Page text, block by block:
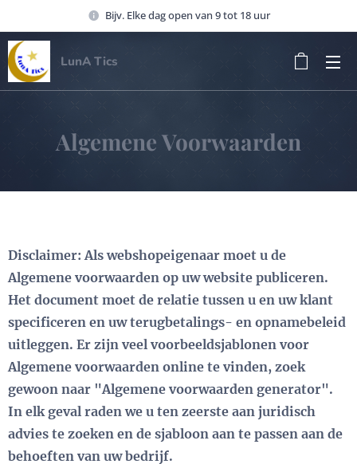
Bijv. Elke dag open van 9 tot 18 uur
LunA Tics
Algemene Voorwaarden
Disclaimer: Als webshopeigenaar moet u de
Algemene voorwaarden op uw website publiceren.
Het document moet de relatie tussen u en uw klant
specificeren en uw terugbetalings- en opnamebeleid
uitleggen. Er zijn veel voorbeeldsjablonen voor
Algemene voorwaarden online te vinden, zoek
gewoon naar "Algemene voorwaarden generator".
In elk geval raden we u ten zeerste aan juridisch
advies te zoeken en de sjabloon aan te passen aan de
behoeften van uw bedrijf.